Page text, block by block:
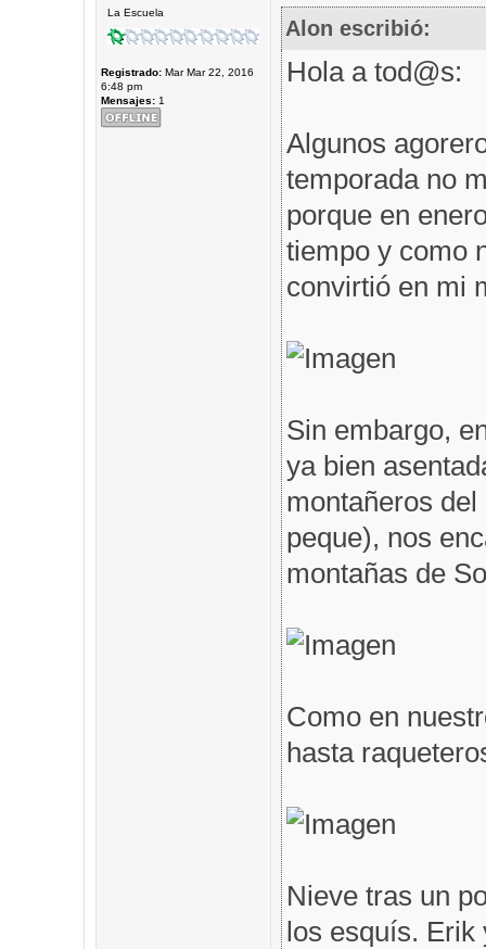
La Escuela
Registrado:Mar Mar 22, 2016
6:48 pm
Mensajes:1
Alon escribió:
Hola a tod@s:
Algunos
temporada no
porque en
tiempo y como
convirtió en mi
Sin embargo,
ya bien
montañeros
peque), nos
montañas de
Como en
hasta
Nieve tras un
los esquís. Erik